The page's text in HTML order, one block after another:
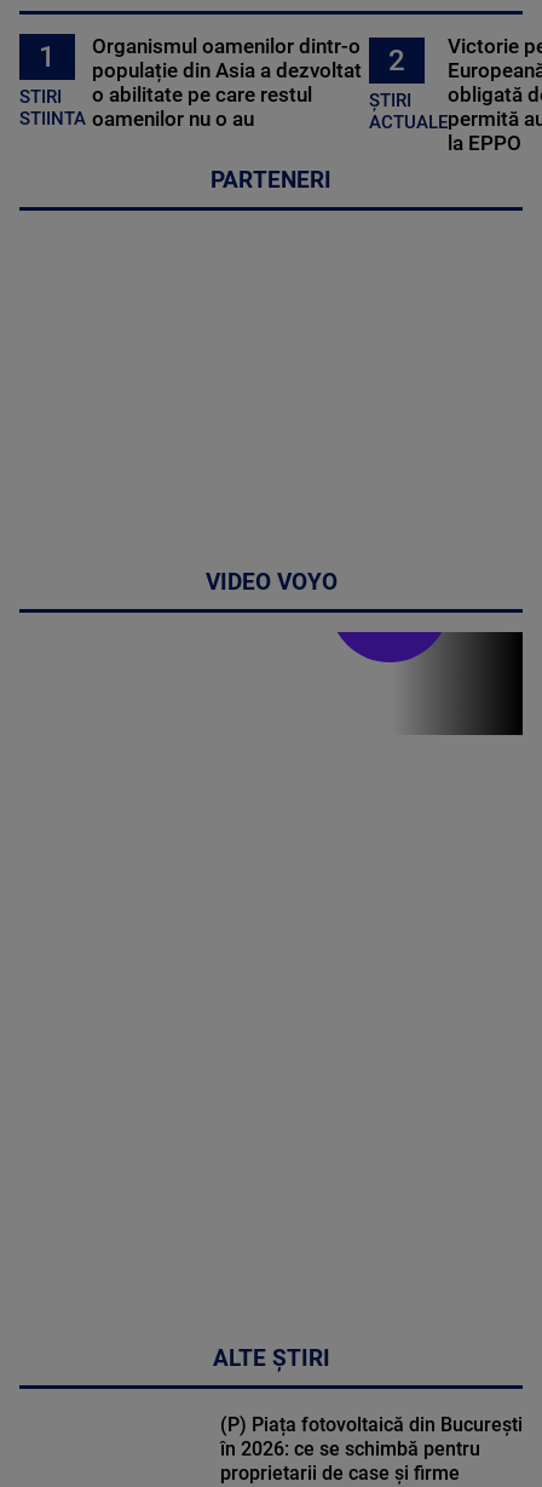
1
STIRI
STIINTA
Organismul oamenilor dintr-o
populație din Asia a dezvoltat
o abilitate pe care restul
oamenilor nu o au
2
ȘTIRI
ACTUALE
Victorie
obligată
permită
la EPPO
PARTENERI
VIDEO VOYO
ALTE ȘTIRI
(P) Piața fotovoltaică din București
în 2026: ce se schimbă pentru
proprietarii de case și firme